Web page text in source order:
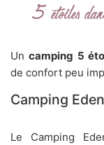
5 étoiles
Uncamping 5
de confort peu
Camping Eden
Le Camping